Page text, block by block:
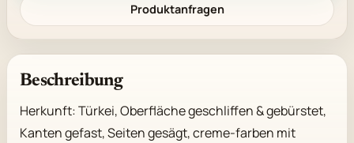
Produktanfragen
Beschreibung
Herkunft: Türkei, Oberfläche geschliffen & gebürstet,
Kanten gefast, Seiten gesägt, creme-farben mit